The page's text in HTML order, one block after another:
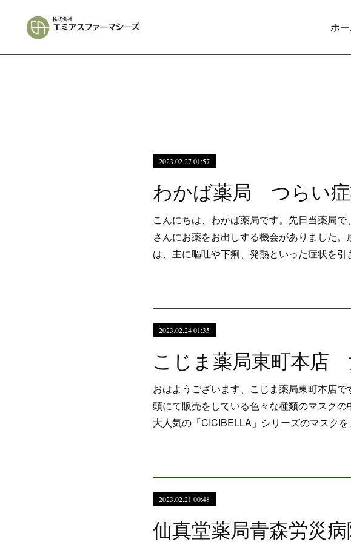
ホ
2023.02.27 01:57
こんにちは、わかば薬局です。先日当薬局で
さんにお薬をお出しする機会がありました。
は、主に嘔吐や下痢、発熱といった症状を
2023.02.24 01:35
おはようございます、こじま薬局東町本店で
頭にて販売をしている色々な種類のマスクの
大人気の「CICIBELLA」シリーズのマスク
2023.02.21 00:48